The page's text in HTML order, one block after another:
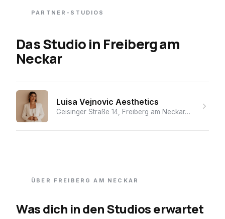
PARTNER-STUDIOS
Das Studioin Freiberg am
Neckar
Luisa Vejnovic Aesthetics
Geisinger Straße 14, Freiberg am Neckar, 71691, Germany
ÜBER FREIBERG AM NECKAR
Was dich in den Studios erwartet